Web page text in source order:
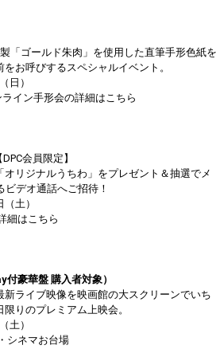
「ゴールド朱肉」を使用した直筆手形色紙を
お呼びするスペシャルイベント。
日）
イン手形会の詳細はこちら
会員限定】
オリジナルうちわ」をプレゼント＆抽選でメ
ビデオ通話へご招待！
土）
細はこちら
豪華盤 購入者対象）
新ライブ映像を映画館の大スクリーンでいち
りのプレミアム上映会。
土）
シネマお台場